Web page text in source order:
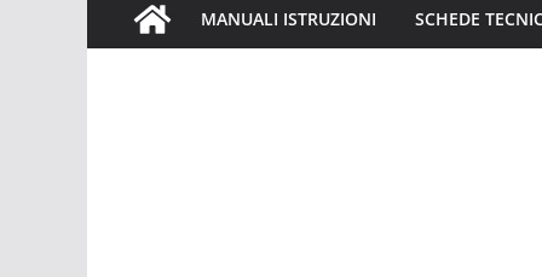
MANUALI ISTRUZIONI SCHEDE